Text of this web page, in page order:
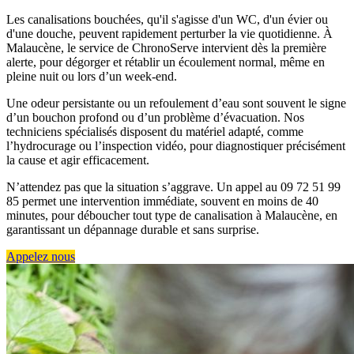
Les canalisations bouchées, qu'il s'agisse d'un WC, d'un évier ou
d'une douche, peuvent rapidement perturber la vie quotidienne. À
Malaucène, le service de ChronoServe intervient dès la première
alerte, pour dégorger et rétablir un écoulement normal, même en
pleine nuit ou lors d’un week-end.
Une odeur persistante ou un refoulement d’eau sont souvent le signe
d’un bouchon profond ou d’un problème d’évacuation. Nos
techniciens spécialisés disposent du matériel adapté, comme
l’hydrocurage ou l’inspection vidéo, pour diagnostiquer précisément
la cause et agir efficacement.
N’attendez pas que la situation s’aggrave. Un appel au 09 72 51 99
85 permet une intervention immédiate, souvent en moins de 40
minutes, pour déboucher tout type de canalisation à Malaucène, en
garantissant un dépannage durable et sans surprise.
Appelez nous